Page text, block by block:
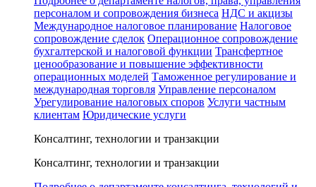
персоналом и сопровождения бизнеса НДС и акцизы
Международное налоговое планирование Налоговое
сопровождение сделок Операционное сопровождение
бухгалтерской и налоговой функции Трансфертное
ценообразование и повышение эффективности
операционных моделей Таможенное регулирование и
международная торговля Управление персоналом
Урегулирование налоговых споров Услуги частным
клиентам Юридические услуги
Консалтинг, технологии и транзакции
Консалтинг, технологии и транзакции